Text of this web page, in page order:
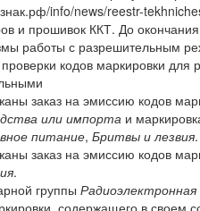
info/news/reestr-
и прошивок ККТ. До
работы с разрешительным
кодов маркировки для
заказ на эмиссию кодов
или импорта и
питание, Бритвы и лезвия.
заказ на эмиссию кодов
.
группы Радиоэлектронная
содержащего в своем